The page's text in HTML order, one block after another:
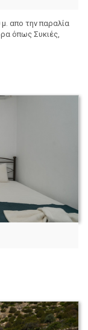
απο την παραλία
όπως Συκιές,